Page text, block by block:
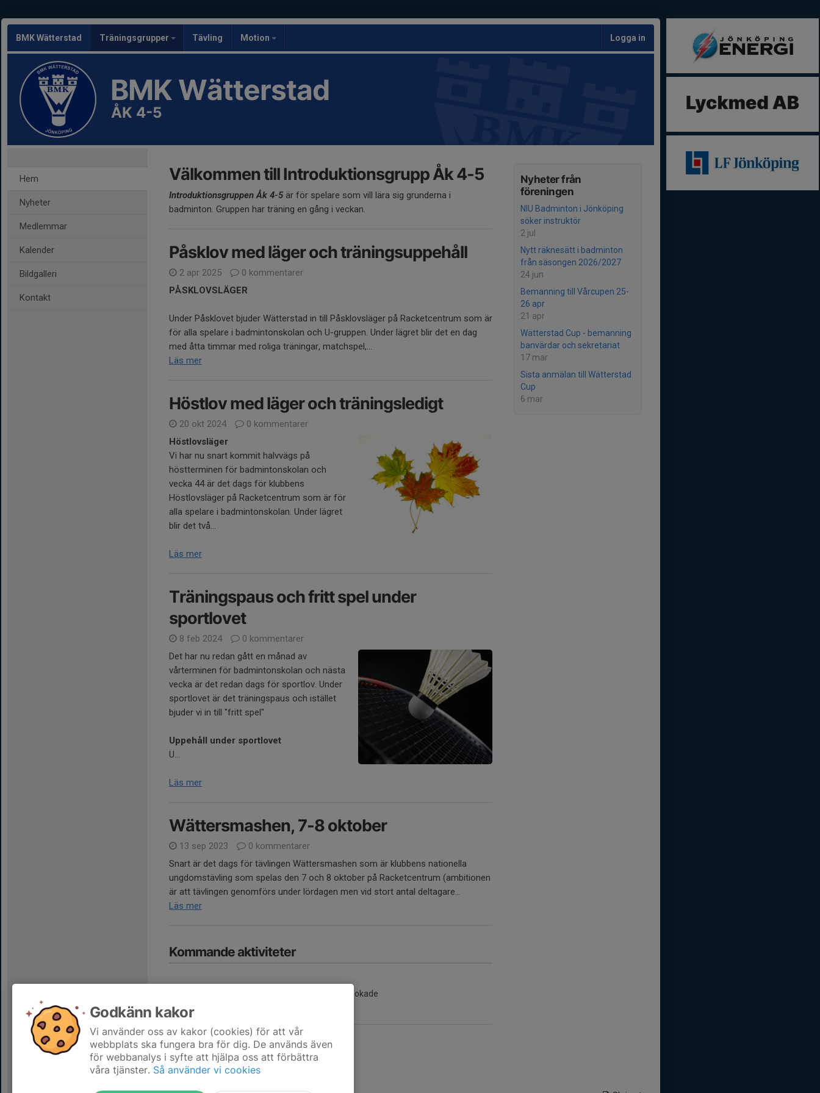
BMK Wätterstad Träningsgrupper Tävling Motion Logga in
BMK Wätterstad
ÅK 4-5
Hem
Nyheter
Medlemmar
Kalender
Bildgalleri
Kontakt
Nyheter från
föreningen
NIU Badminton i Jönköping
söker instruktör
2 jul
Nytt räknesätt i badminton
från säsongen 2026/2027
24 jun
Bemanning till Vårcupen 25-
26 apr
21 apr
Wätterstad Cup - bemanning
banvärdar och sekretariat
17 mar
Sista anmälan till Wätterstad
Cup
6 mar
Välkommen till Introduktionsgrupp Åk 4-5
Introduktionsgruppen Åk 4-5 är för spelare som vill lära sig grunderna i
badminton. Gruppen har träning en gång i veckan.
Påsklov med läger och träningsuppehåll
2 apr 2025
0 kommentarer
PÅSKLOVSLÄGER
Under Påsklovet bjuder Wätterstad in till Påsklovsläger på Racketcentrum som är
för alla spelare i badmintonskolan och U-gruppen. Under lägret blir det en dag
med åtta timmar med roliga träningar, matchspel,...
Läs mer
Höstlov med läger och träningsledigt
20 okt 2024
0 kommentarer
Höstlovsläger
Vi har nu snart kommit halvvägs på
höstterminen för badmintonskolan och
vecka 44 är det dags för klubbens
Höstlovsläger på Racketcentrum som är för
alla spelare i badmintonskolan. Under lägret
blir det två...
Läs mer
Träningspaus och fritt spel under
sportlovet
8 feb 2024
0 kommentarer
Det har nu redan gått en månad av
vårterminen för badmintonskolan och nästa
vecka är det redan dags för sportlov. Under
sportlovet är det träningspaus och istället
bjuder vi in till "fritt spel"
Uppehåll under sportlovet
U...
Läs mer
Wättersmashen, 7-8 oktober
13 sep 2023
0 kommentarer
Snart är det dags för tävlingen Wättersmashen som är klubbens nationella
ungdomstävling som spelas den 7 och 8 oktober på Racketcentrum (ambitionen
är att tävlingen genomförs under lördagen men vid stort antal deltagare...
Läs mer
Kommande aktiviteter
Inga aktiviteter inbokade
Hela kalendern
Godkänn kakor
Vi använder oss av kakor (cookies) för att vår
webbplats ska fungera bra för dig. De används även
för webbanalys i syfte att hjälpa oss att förbättra
våra tjänster. Så använder vi cookies